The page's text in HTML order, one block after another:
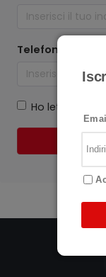
Telefono
Ho letto e
Email